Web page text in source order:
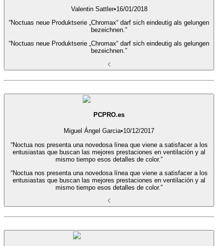
Valentin Sattler•16/01/2018
“Noctuas neue Produktserie „Chromax“ darf sich eindeutig als gelungen
bezeichnen.”
“Noctuas neue Produktserie „Chromax“ darf sich eindeutig als gelungen
bezeichnen.”
PCPRO.es
Miguel Ángel Garcia•10/12/2017
“Noctua nos presenta una novedosa línea que viene a satisfacer a los
entusiastas que buscan las mejores prestaciones en ventilación y al
mismo tiempo esos detalles de color.”
“Noctua nos presenta una novedosa línea que viene a satisfacer a los
entusiastas que buscan las mejores prestaciones en ventilación y al
mismo tiempo esos detalles de color.”